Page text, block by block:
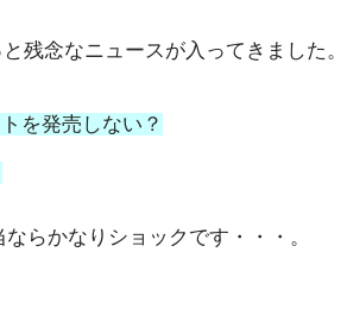
残念なニュースが入ってきました。
を発売しない？
らかなりショックです・・・。